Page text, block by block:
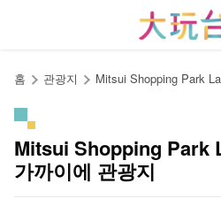
홈 관광지 Mitsui Shopping Park
Mitsui Shopping Park
가까이에 관광지